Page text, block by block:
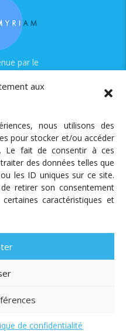
aux
nous utilisons des
pour stocker et/ou accéder
Le fait de consentir à ces
des données telles que
les ID uniques sur ce site.
retirer son consentement
caractéristiques et
de confidentialité
par le
GRILLE DES PROGRAMMES
LÉGALES
RÉAL.